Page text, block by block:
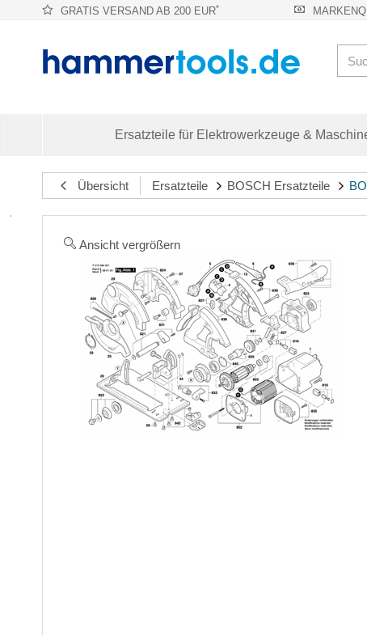
GRATIS VERSAND AB 200 EUR*
Ersatzteile für Elektrowerkzeuge &
Übersicht Ersatzteile BOSCH Ersatzteile
Ansicht vergrößern